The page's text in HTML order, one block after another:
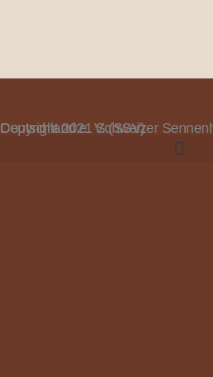
Copyright 2021 Schweizer Sennenhund-Verein für Deutschland e. V. (SSV)